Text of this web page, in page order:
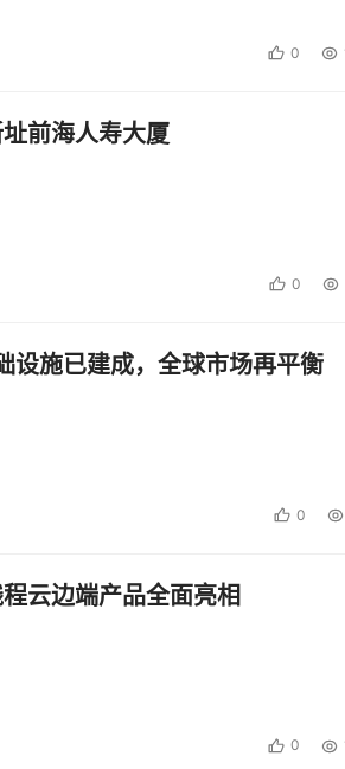
0
前海人寿大厦
0
设施已建成，全球市场再平衡
0
云边端产品全面亮相
0